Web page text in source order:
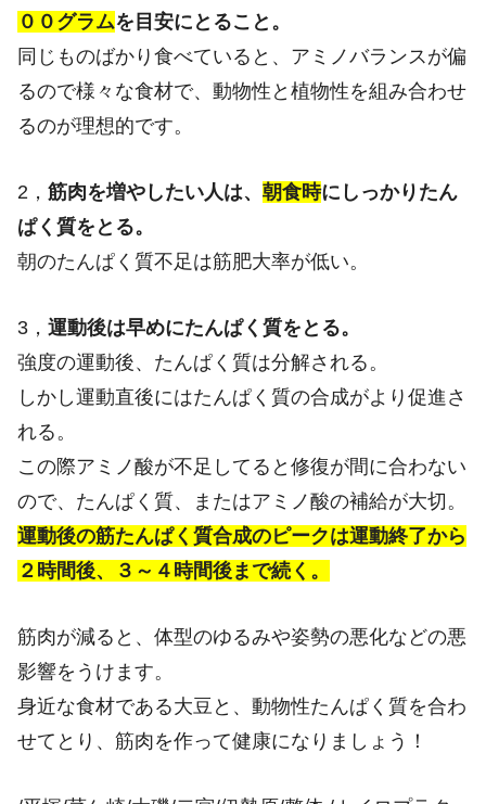
００グラムを目安にとること。
同じものばかり食べていると、アミノバランスが偏
るので様々な食材で、動物性と植物性を組み合わせ
るのが理想的です。
2， 筋肉を増やしたい人は、 朝食時にしっかりたん
ぱく質をとる。
朝のたんぱく質不足は筋肥大率が低い。
3， 運動後は早めにたんぱく質をとる。
強度の運動後、たんぱく質は分解される。
しかし運動直後にはたんぱく質の合成がより促進さ
れる。
この際アミノ酸が不足してると修復が間に合わない
ので、たんぱく質、またはアミノ酸の補給が大切。
運動後の筋たんぱく質合成のピークは運動終了から
２時間後、３～４時間後まで続く。
筋肉が減ると、体型のゆるみや姿勢の悪化などの悪
影響をうけます。
身近な食材である大豆と、動物性たんぱく質を合わ
せてとり、筋肉を作って健康になりましょう！